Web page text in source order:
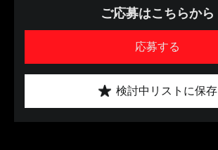
ご応募はこちらから
応募する
検討中リストに保存